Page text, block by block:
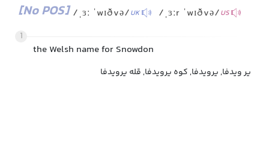
[No POS] /ˌɜː ˈwɪðvə/UK /ˌɜːr ˈwɪðvə/US
1
the Welsh name for Snowdon
یر ویدفا, یرویدفا, کوه یرویدفا, قله یرویدفا